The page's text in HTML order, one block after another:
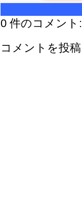
0 件のコメント:
コメントを投稿